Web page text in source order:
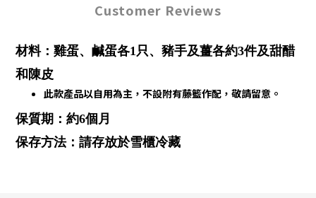
Customer Reviews
材料：雞蛋、鹹蛋各1只、豬手及薑各約3件及甜醋
和陳皮
此款產品以自用為主，不設附有藤籃作配，敬請留意。
保質期：約6個月
保存方法：請存放於雪櫃冷藏